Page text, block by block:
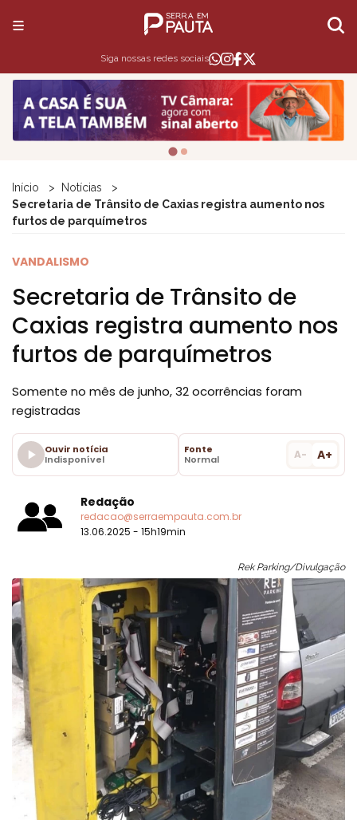
Siga nossas redes sociais
Início
Notícias
Secretaria de Trânsito de Caxias registra aumento nos
furtos de parquímetros
VANDALISMO
Secretaria de Trânsito de
Caxias registra aumento nos
furtos de parquímetros
Somente no mês de junho, 32 ocorrências foram
registradas
Ouvir notícia
Indisponível
Fonte
Normal
A- A+
Redação
redacao@serraempauta.com.br
13.06.2025 - 15h19min
Rek Parking/Divulgação